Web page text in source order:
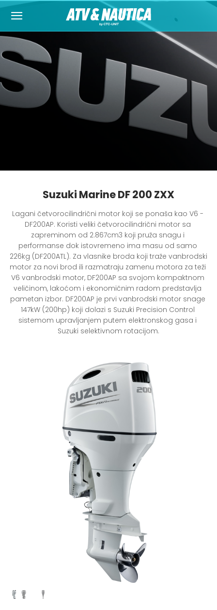
Suzuki Marine DF 200 ZXX
Lagani četvorocilindrični motor koji se ponaša kao V6 -
DF200AP. Koristi veliki četvorocilindrični motor sa
zapreminom od 2.867cm3 koji pruža snagu i
performanse dok istovremeno ima masu od samo
226kg (DF200ATL). Za vlasnike broda koji traže vanbrodski
motor za novi brod ili razmatraju zamenu motora za teži
V6 vanbrodski motor, DF200AP sa svojom kompaktnom
veličinom, lakoćom i ekonomičnim radom predstavlja
pametan izbor. DF200AP je prvi vanbrodski motor snage
147kW (200hp) koji dolazi s Suzuki Precision Control
sistemom upravljanjem putem elektronskog gasa i
Suzuki selektivnom rotacijom.